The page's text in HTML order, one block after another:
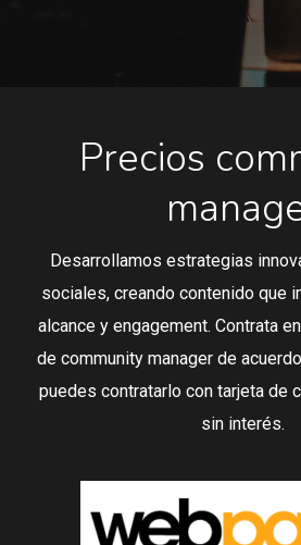
Precios
Desarrollamos estrategias
sociales, creando contenido que
alcance y engagement. Contrata
de community manager de
puedes contratarlo con tarjeta de
sin interés.